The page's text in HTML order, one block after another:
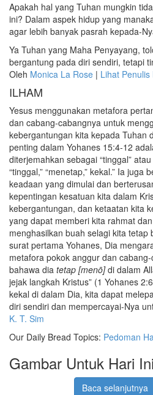
Apakah hal yang Tuhan mungkin
ini? Dalam aspek hidup yang
agar lebih banyak pasrah kepada-
Ya Tuhan yang Maha Penyayang,
bergantung pada diri sendiri, tetapi
Oleh Monica La Rose | Lihat Penulis
ILHAM
Yesus menggunakan metafora
dan cabang-cabangnya untuk
kebergantungan kita kepada Tuhan
penting dalam Yohanes 15:4-12
diterjemahkan sebagai “tinggal”
“tinggal,” “menetap,” kekal.” Ia juga
keadaan yang dimulai dan
kepentingan kesatuan kita dalam
kebergantungan, dan ketaatan kita
yang dapat memberi kita rahmat
menghasilkan buah selagi kita tetap
surat pertama Yohanes, Dia
metafora pokok anggur dan
bahawa dia tetap [menō]di dalam
jejak langkah Kristus” (1 Yohanes
kekal di dalam Dia, kita dapat
diri sendiri dan mempercayai-Nya
K. T. Sim
Our Daily Bread Topics: Pedoman
Gambar Untuk Hari Ini
Baca selanjutnya